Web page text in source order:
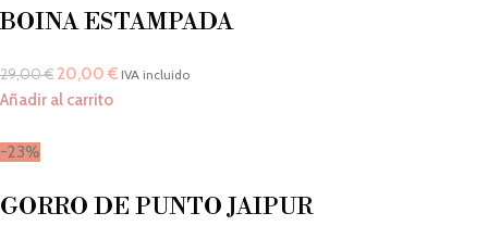
BOINA ESTAMPADA
29,00€ 20,00 € IVA incluido
Añadir al carrito
-23%
GORRO DE PUNTO JAIPUR